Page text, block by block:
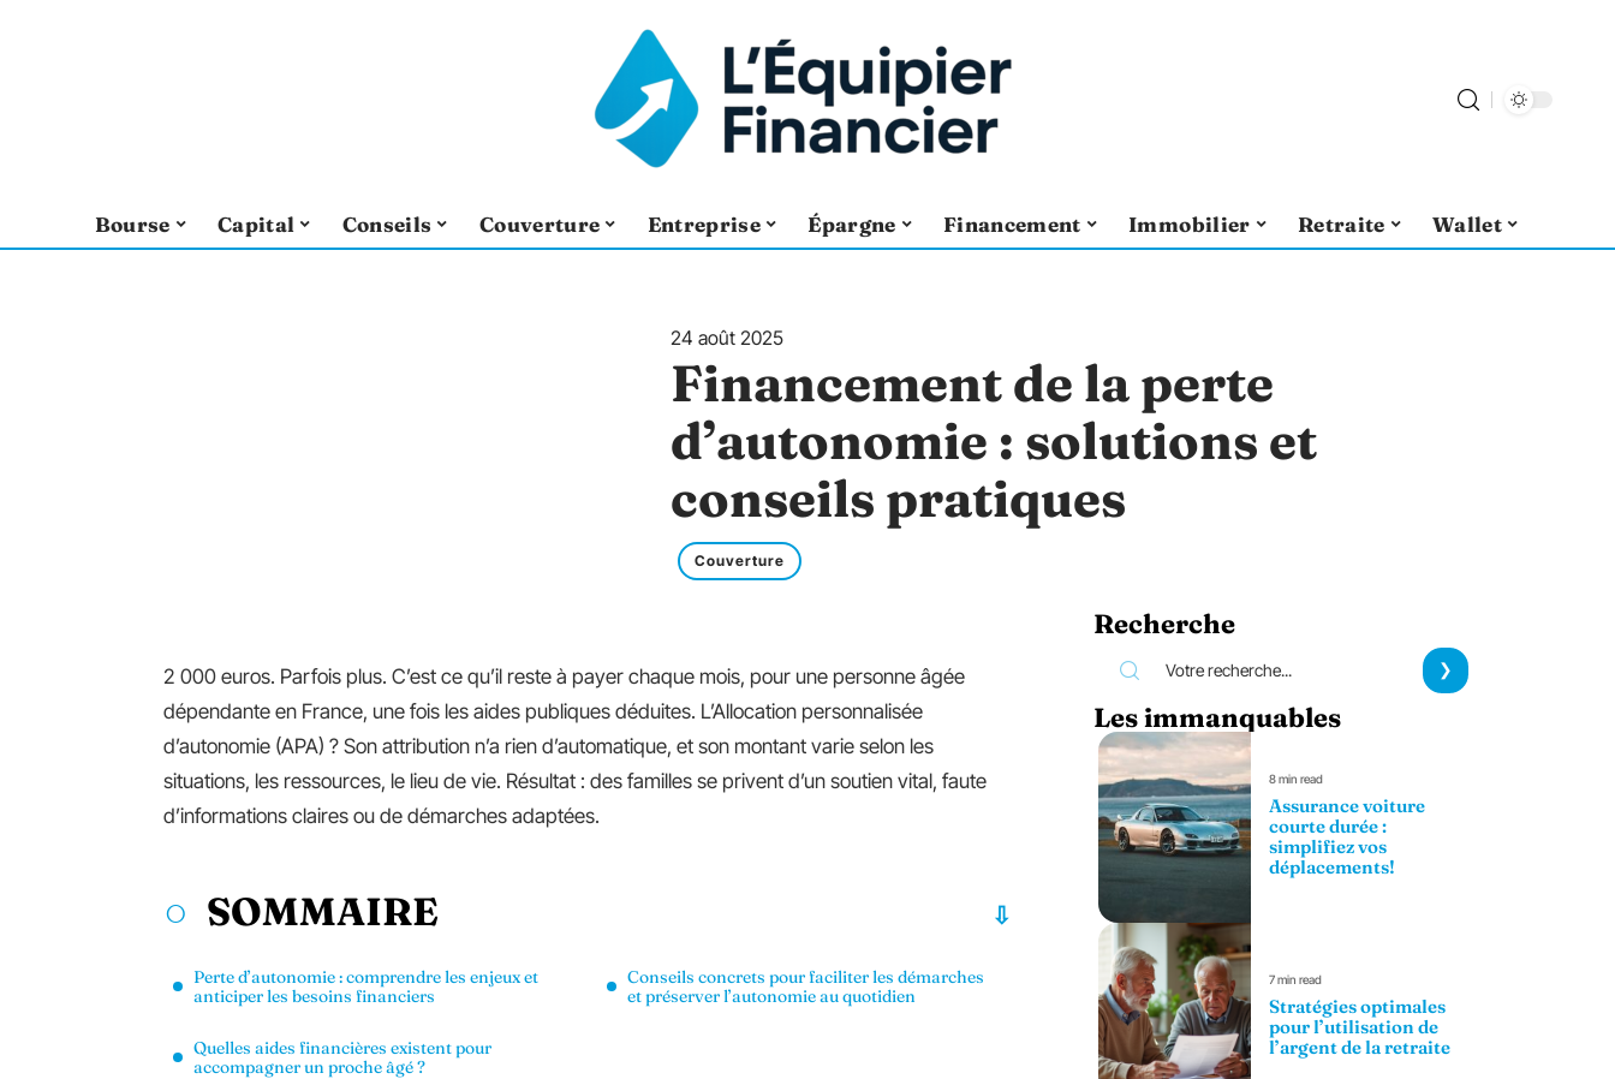
Bourse Capital Conseils Couverture Entreprise Épargne Financement Immobilier Retraite Wallet
24 août 2025
Financement de la perte
d’autonomie : solutions et
conseils pratiques
Couverture
2 000 euros. Parfois plus. C’est ce qu’il reste à payer chaque mois, pour une personne âgée
dépendante en France, une fois les aides publiques déduites. L’Allocation personnalisée
d’autonomie (APA) ? Son attribution n’a rien d’automatique, et son montant varie selon les
situations, les ressources, le lieu de vie. Résultat : des familles se privent d’un soutien vital, faute
d’informations claires ou de démarches adaptées.
SOMMAIRE
Perte d’autonomie : comprendre les enjeux et
anticiper les besoins financiers
Quelles aides financières existent pour
accompagner un proche âgé ?
Conseils concrets pour faciliter les démarches
et préserver l’autonomie au quotidien
Recherche
Les immanquables
8 min read
Assurance voiture
courte durée :
simplifiez vos
déplacements!
7 min read
Stratégies optimales
pour l’utilisation de
l’argent de la retraite